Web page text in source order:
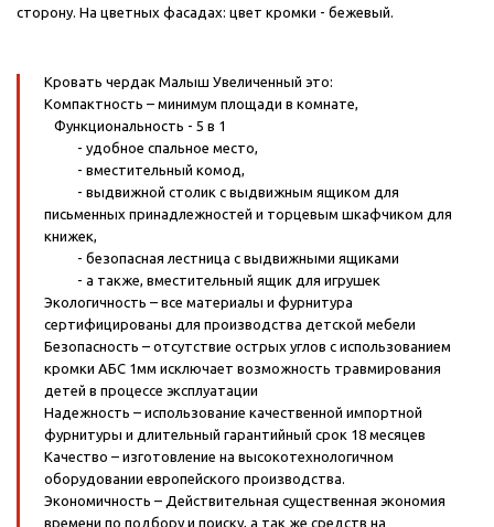
сторону. На цветных фасадах: цвет кромки - бежевый.
Кровать чердак Малыш Увеличенный это:
Компактность – минимум площади в комнате,
Функциональность - 5 в 1
- удобное спальное место,
- вместительный комод,
- выдвижной столик с выдвижным ящиком для
письменных принадлежностей и торцевым шкафчиком для
книжек,
- безопасная лестница с выдвижными ящиками
- а также, вместительный ящик для игрушек
Экологичность – все материалы и фурнитура
сертифицированы для производства детской мебели
Безопасность – отсутствие острых углов с использованием
кромки АБС 1мм исключает возможность травмирования
детей в процессе эксплуатации
Надежность – использование качественной импортной
фурнитуры и длительный гарантийный срок 18 месяцев
Качество – изготовление на высокотехнологичном
оборудовании европейского производства.
Экономичность – Действительная существенная экономия
времени по подбору и поиску, а так же средств на